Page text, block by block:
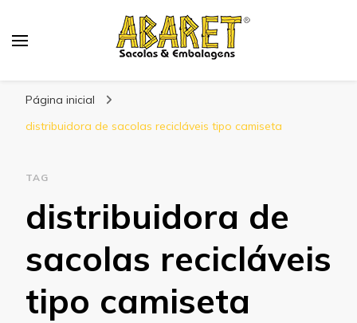
Página inicial
distribuidora de sacolas recicláveis tipo camiseta
TAG
distribuidora de
sacolas recicláveis
tipo camiseta